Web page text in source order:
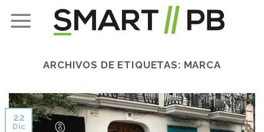
ARCHIVOS DE ETIQUETAS: MARCA
22
Dic